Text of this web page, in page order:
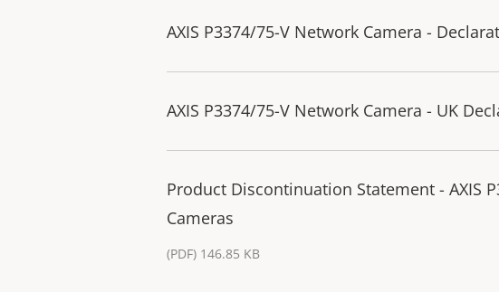
AXIS P3374/75-V Network Camera -
AXIS P3374/75-V Network Camera - UK
Product Discontinuation Statement - AXIS
Cameras
(PDF) 146.85 KB